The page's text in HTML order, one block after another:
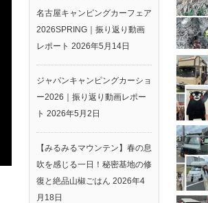
名古屋キャンピングカーフェア
2026SPRING｜振り返り動画
レポート 2026年5月14日
ジャパンキャンピングカーショ
ー2026｜振り返り動画レポー
ト 2026年5月2日
【みるみるマウンテン】春の息
吹を感じる一日！秘密基地の修
復と絶品山椒ごはん 2026年4
月18日